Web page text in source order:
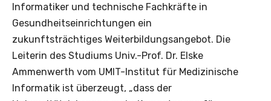
Informatiker und technische Fachkräfte in
Gesundheitseinrichtungen ein
zukunftsträchtiges Weiterbildungsangebot. Die
Leiterin des Studiums Univ.-Prof. Dr. Elske
Ammenwerth vom UMIT-Institut für Medizinische
Informatik ist überzeugt, „dass der